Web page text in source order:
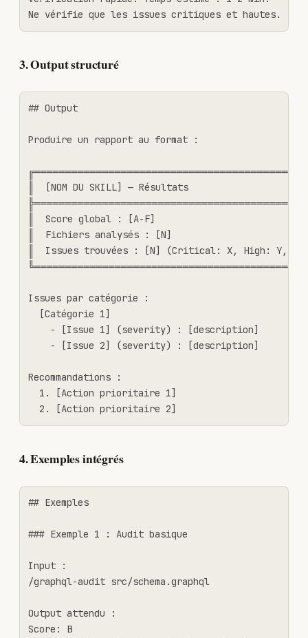
Ne vérifie que les issues critiques et hautes.
3. Output structuré
## Output
Produire un rapport au format :
║  [NOM DU SKILL] — Résultats
║  Score global : [A-F]
║  Fichiers analysés : [N]
║  Issues trouvées : [N] (Critical: X, High: Y,
Issues par catégorie :
  [Catégorie 1]
    - [Issue 1] (severity) : [description]
    - [Issue 2] (severity) : [description]
Recommandations :
  1. [Action prioritaire 1]
  2. [Action prioritaire 2]
4. Exemples intégrés
## Exemples
### Exemple 1 : Audit basique
Input :
/graphql-audit src/schema.graphql
Output attendu :
Score: B